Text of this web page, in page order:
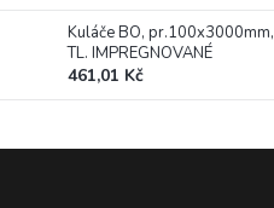
Kuláče BO, pr.100x3000mm,
TL. IMPREGNOVANÉ
461,01 Kč